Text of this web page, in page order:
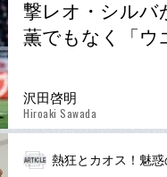
撃レオ・シルバ
薫でもなく「ウ
沢田啓明
Hiroaki Sawada
熱狂とカオス！魅